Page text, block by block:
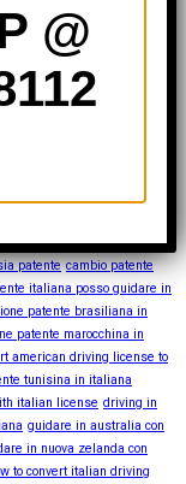
patente cambio patente
italiana posso guidare in
patente brasiliana in
patente marocchina in
american driving license to
tunisina in italiana
italian license driving in
guidare in australia con
in nuova zelanda con
to convert italian driving
@